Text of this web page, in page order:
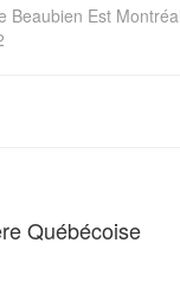
Beaubien Est
Québécoise